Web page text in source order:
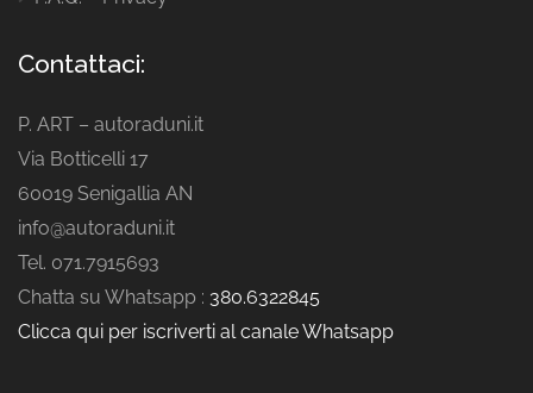
Contattaci:
P. ART – autoraduni.it
Via Botticelli 17
60019 Senigallia AN
info@autoraduni.it
Tel. 071.7915693
Chatta su Whatsapp : 380.6322845
Clicca qui per iscriverti al canale Whatsapp